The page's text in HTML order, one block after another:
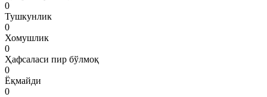
0
Тушкунлик
0
Хомушлик
0
Ҳафсаласи пир бўлмоқ
0
Ёқмайди
0